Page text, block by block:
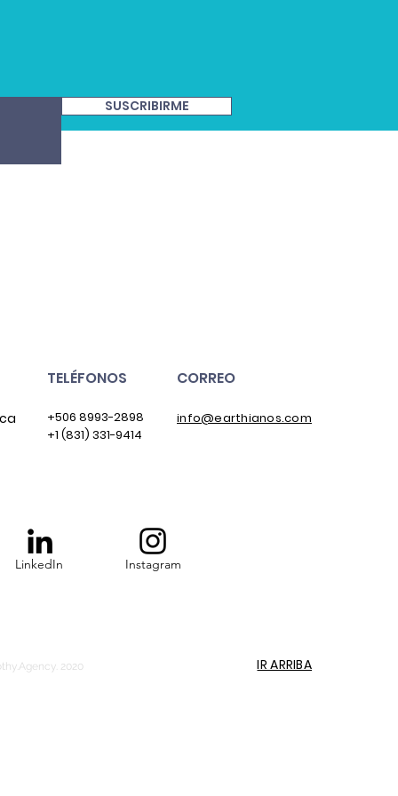
SUSCRIBIRME
TELÉFONOS
+506 8993-2898
+1 (831) 331-9414
CORREO
info@earthianos.com
LinkedIn Instagram
2020 IR ARRIBA